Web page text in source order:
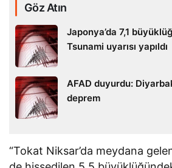
Göz Atın
Japonya’da 7,1
Tsunami uyarısı yapıldı
AFAD duyurdu:
deprem
“Tokat Niksar’da meydana